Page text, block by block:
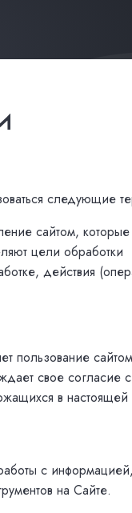
следующие
сайтом,
цели обработки
действия
пользование
свое согласие
в настоящей
с
на Сайте.